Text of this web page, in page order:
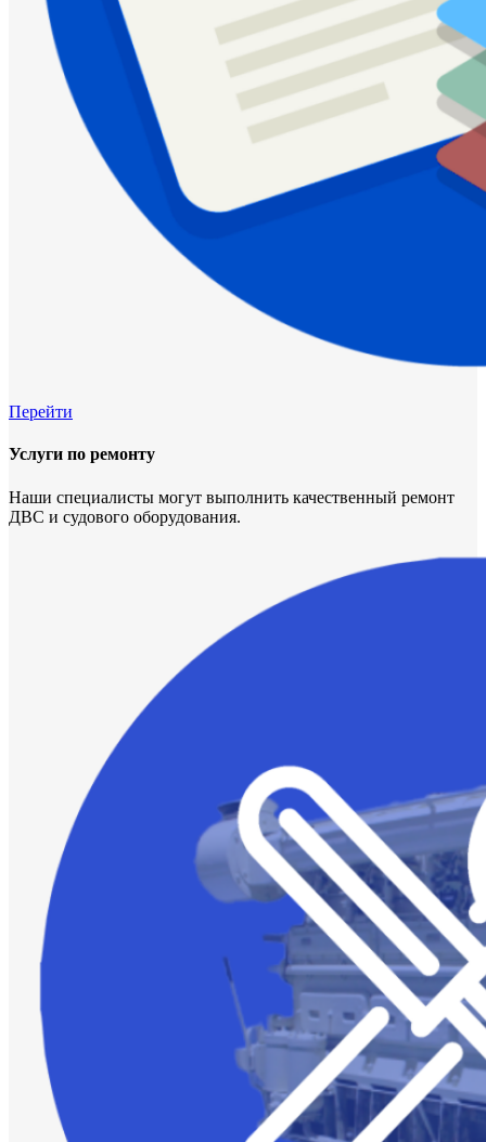
Перейти
Услуги по ремонту
Наши специалисты могут выполнить качественный ремонт
ДВС и судового оборудования.